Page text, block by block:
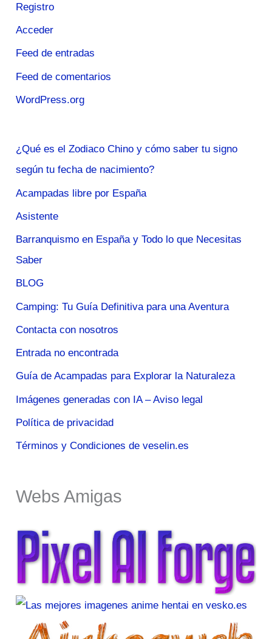
Registro
Acceder
Feed de entradas
Feed de comentarios
WordPress.org
¿Qué es el Zodiaco Chino y cómo saber tu signo
según tu fecha de nacimiento?
Acampadas libre por España
Asistente
Barranquismo en España y Todo lo que Necesitas
Saber
BLOG
Camping: Tu Guía Definitiva para una Aventura
Contacta con nosotros
Entrada no encontrada
Guía de Acampadas para Explorar la Naturaleza
Imágenes generadas con IA – Aviso legal
Política de privacidad
Términos y Condiciones de veselin.es
Webs Amigas